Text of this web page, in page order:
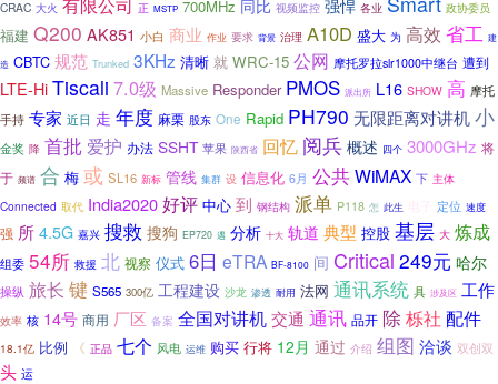
CRAC 大火 正 MSTP 700MHz 同比 视频监控 强悍 各业 政协委员
福建 Q200 AK851 小白 商业 作业 要求 背景 治理 A10D 盛大 为 高效 省工 建
造 CBTC 规范 Trunked 3KHz 清晰 就 WRC-15 公网 摩托罗拉slr1000中继台 遭到
LTE-HiTiscali 7.0级 Massive Responder PMOS 派出所 L16 SHOW 高 摩托
手持 专家 近日 走 年度 麻栗 股东 One Rapid PH790 无限距离对讲机小
金奖 降 首批 爱护 办法 SSHT 苹果 陕西省 回忆 阅兵 概述 四个 3000GHz 将
于 频谱 合 梅 或 SL16 新标 管线 集群 设 信息化 6月 公共WiMAX 下 主体
Connected 取代 India2020好评 中心 到 钢结构 派单 P118 怎 此生 定位 速度
强 所4.5G 嘉兴 搜救 搜狗 EP720 遇 分析 十大 轨道 典型 控股 基层 大 炼成
组委 54所 救援 北 视察 仪式 6日 eTRA BF-8100 间 Critical 249元 哈尔
操纵 旅长 键 S565 300亿 工程建设 沙龙 渗透 耐用 法网 通讯系统 具 涉及区 工作
效率 核 14号 商用 厂区 备案 全国对讲机交通 通讯 品开 除 栎社 配件
18.1亿 比例 《 正品 七个 风电 运维 购买 行将 12月 通过 介绍 组图 洽谈 双创双
头 运